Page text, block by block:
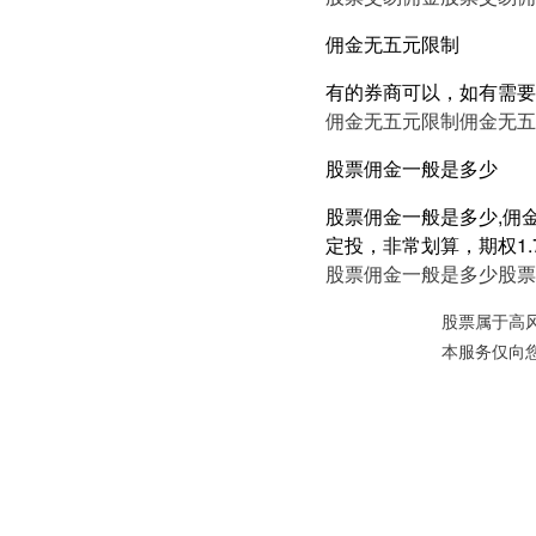
佣金无五元限制
有的券商可以，如有需
佣金无五元限制佣金无
股票佣金一般是多少
股票佣金一般是多少,佣
定投，非常划算，期权
股票佣金一般是多少股
股票属于高
本服务仅向